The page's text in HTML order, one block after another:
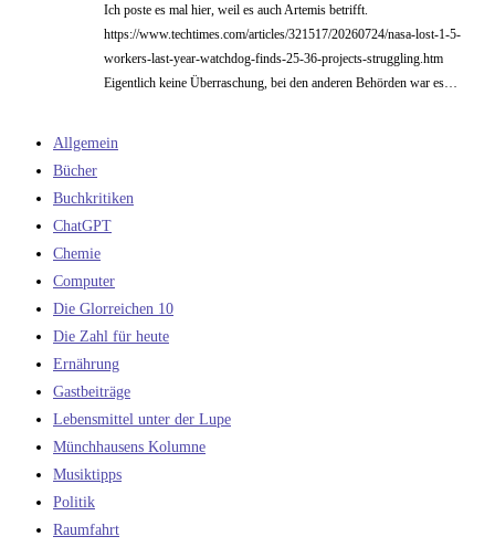
Ich poste es mal hier, weil es auch Artemis betrifft.
https://www.techtimes.com/articles/321517/20260724/nasa-lost-1-5-
workers-last-year-watchdog-finds-25-36-projects-struggling.htm
Eigentlich keine Überraschung, bei den anderen Behörden war es…
Allgemein
Bücher
Buchkritiken
ChatGPT
Chemie
Computer
Die Glorreichen 10
Die Zahl für heute
Ernährung
Gastbeiträge
Lebensmittel unter der Lupe
Münchhausens Kolumne
Musiktipps
Politik
Raumfahrt